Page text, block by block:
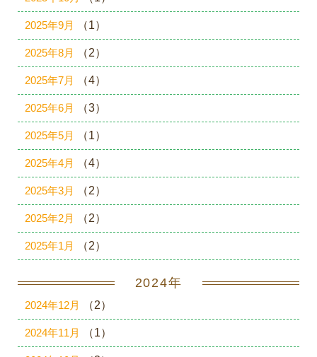
2025年9月 （1）
2025年8月 （2）
2025年7月 （4）
2025年6月 （3）
2025年5月 （1）
2025年4月 （4）
2025年3月 （2）
2025年2月 （2）
2025年1月 （2）
2024年
2024年12月 （2）
2024年11月 （1）